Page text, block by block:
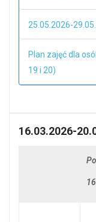
25.05.2026-
Plan zajęć dla
19 i 20)
16.03.2026-